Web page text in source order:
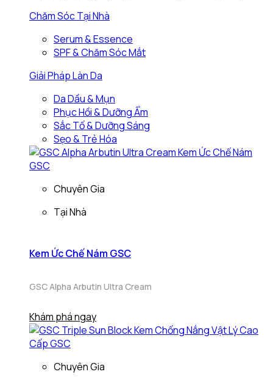
Chăm Sóc Tại Nhà
Serum & Essence
SPF & Chăm Sóc Mắt
Giải Pháp Làn Da
Da Dầu & Mụn
Phục Hồi & Dưỡng Ẩm
Sắc Tố & Dưỡng Sáng
Sẹo & Trẻ Hóa
Chuyên Gia
Tại Nhà
Kem Ức Chế Nám GSC
GSC Alpha Arbutin Ultra Cream
Khám phá ngay
Chuyên Gia